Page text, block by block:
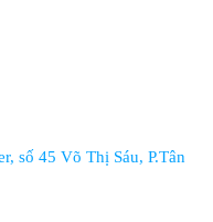
số 45 Võ Thị Sáu, P.Tân